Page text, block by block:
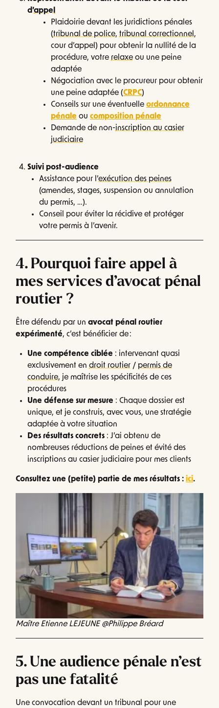
d’appel
Plaidoirie devant les juridictions pénales
(tribunal de police, tribunal correctionnel ,
cour d’appel) pour obtenir la nullité de la
procédure, votre relaxe ou une peine
adaptée
Négociation avec le procureur pour obtenir
une peine adaptée (CRPC)
Conseils sur une éventuelle ordonnance
pénale ou composition pénale
Demande de non-inscription au casier
judiciaire
Suivi post-audience
Assistance pour l’exécution des peines
(amendes, stages, suspension ou annulation
du permis, …).
Conseil pour éviter la récidive et protéger
votre permis à l’avenir.
4. Pourquoi faire appel à
mes services d’avocat pénal
routier ?
Être défendu par un avocat pénal routier
expérimenté, c’est bénéficier de :
Une compétence ciblée : intervenant quasi
exclusivement en droit routier / permis de
conduire, je maîtrise les spécificités de ces
procédures
Une défense sur mesure : Chaque dossier est
unique, et je construis, avec vous, une stratégie
adaptée à votre situation
Des résultats concrets : J’ai obtenu de
nombreuses réductions de peines et évité des
inscriptions au casier judiciaire pour mes clients
Consultez une (petite) partie de mes résultats : ici.
Maître Etienne LEJEUNE @Philippe Bréard
5. Une audience pénale n’est
pas une fatalité
Une convocation devant un tribunal pour une